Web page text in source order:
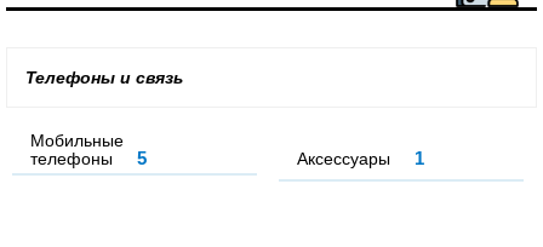
Телефоны и связь
Мобильные
телефоны
5 Аксессуары 1